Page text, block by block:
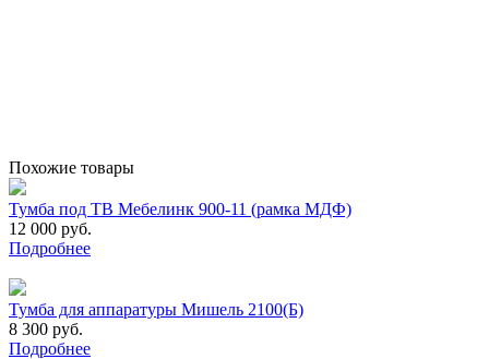
Похожие товары
Тумба под ТВ Мебелинк 900-11 (рамка МДФ)
12 000 руб.
Подробнее
Тумба для аппаратуры Мишель 2100(Б)
8 300 руб.
Подробнее